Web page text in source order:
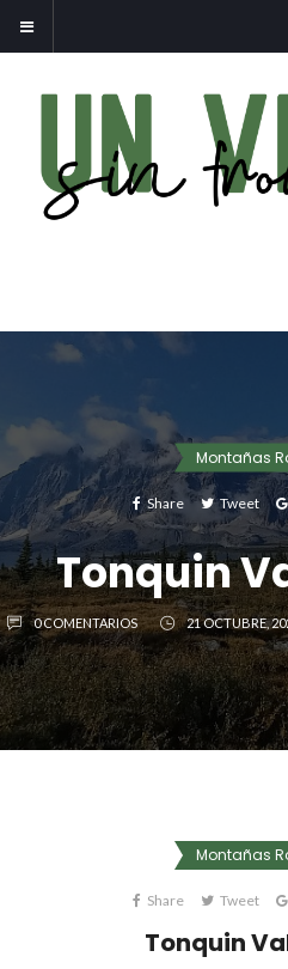
Montañas
Share Tweet
Tonquin
0 COMENTARIOS 21 OCTUBRE,
Montañas
Share Tweet
Tonquin